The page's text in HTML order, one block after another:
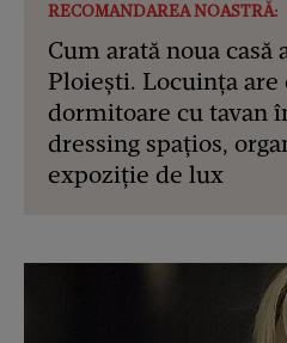
RECOMANDAREA NOASTRĂ:
Cum arată noua casă
Ploiești. Locuința are
dormitoare cu tavan
dressing spațios,
expoziție de lux